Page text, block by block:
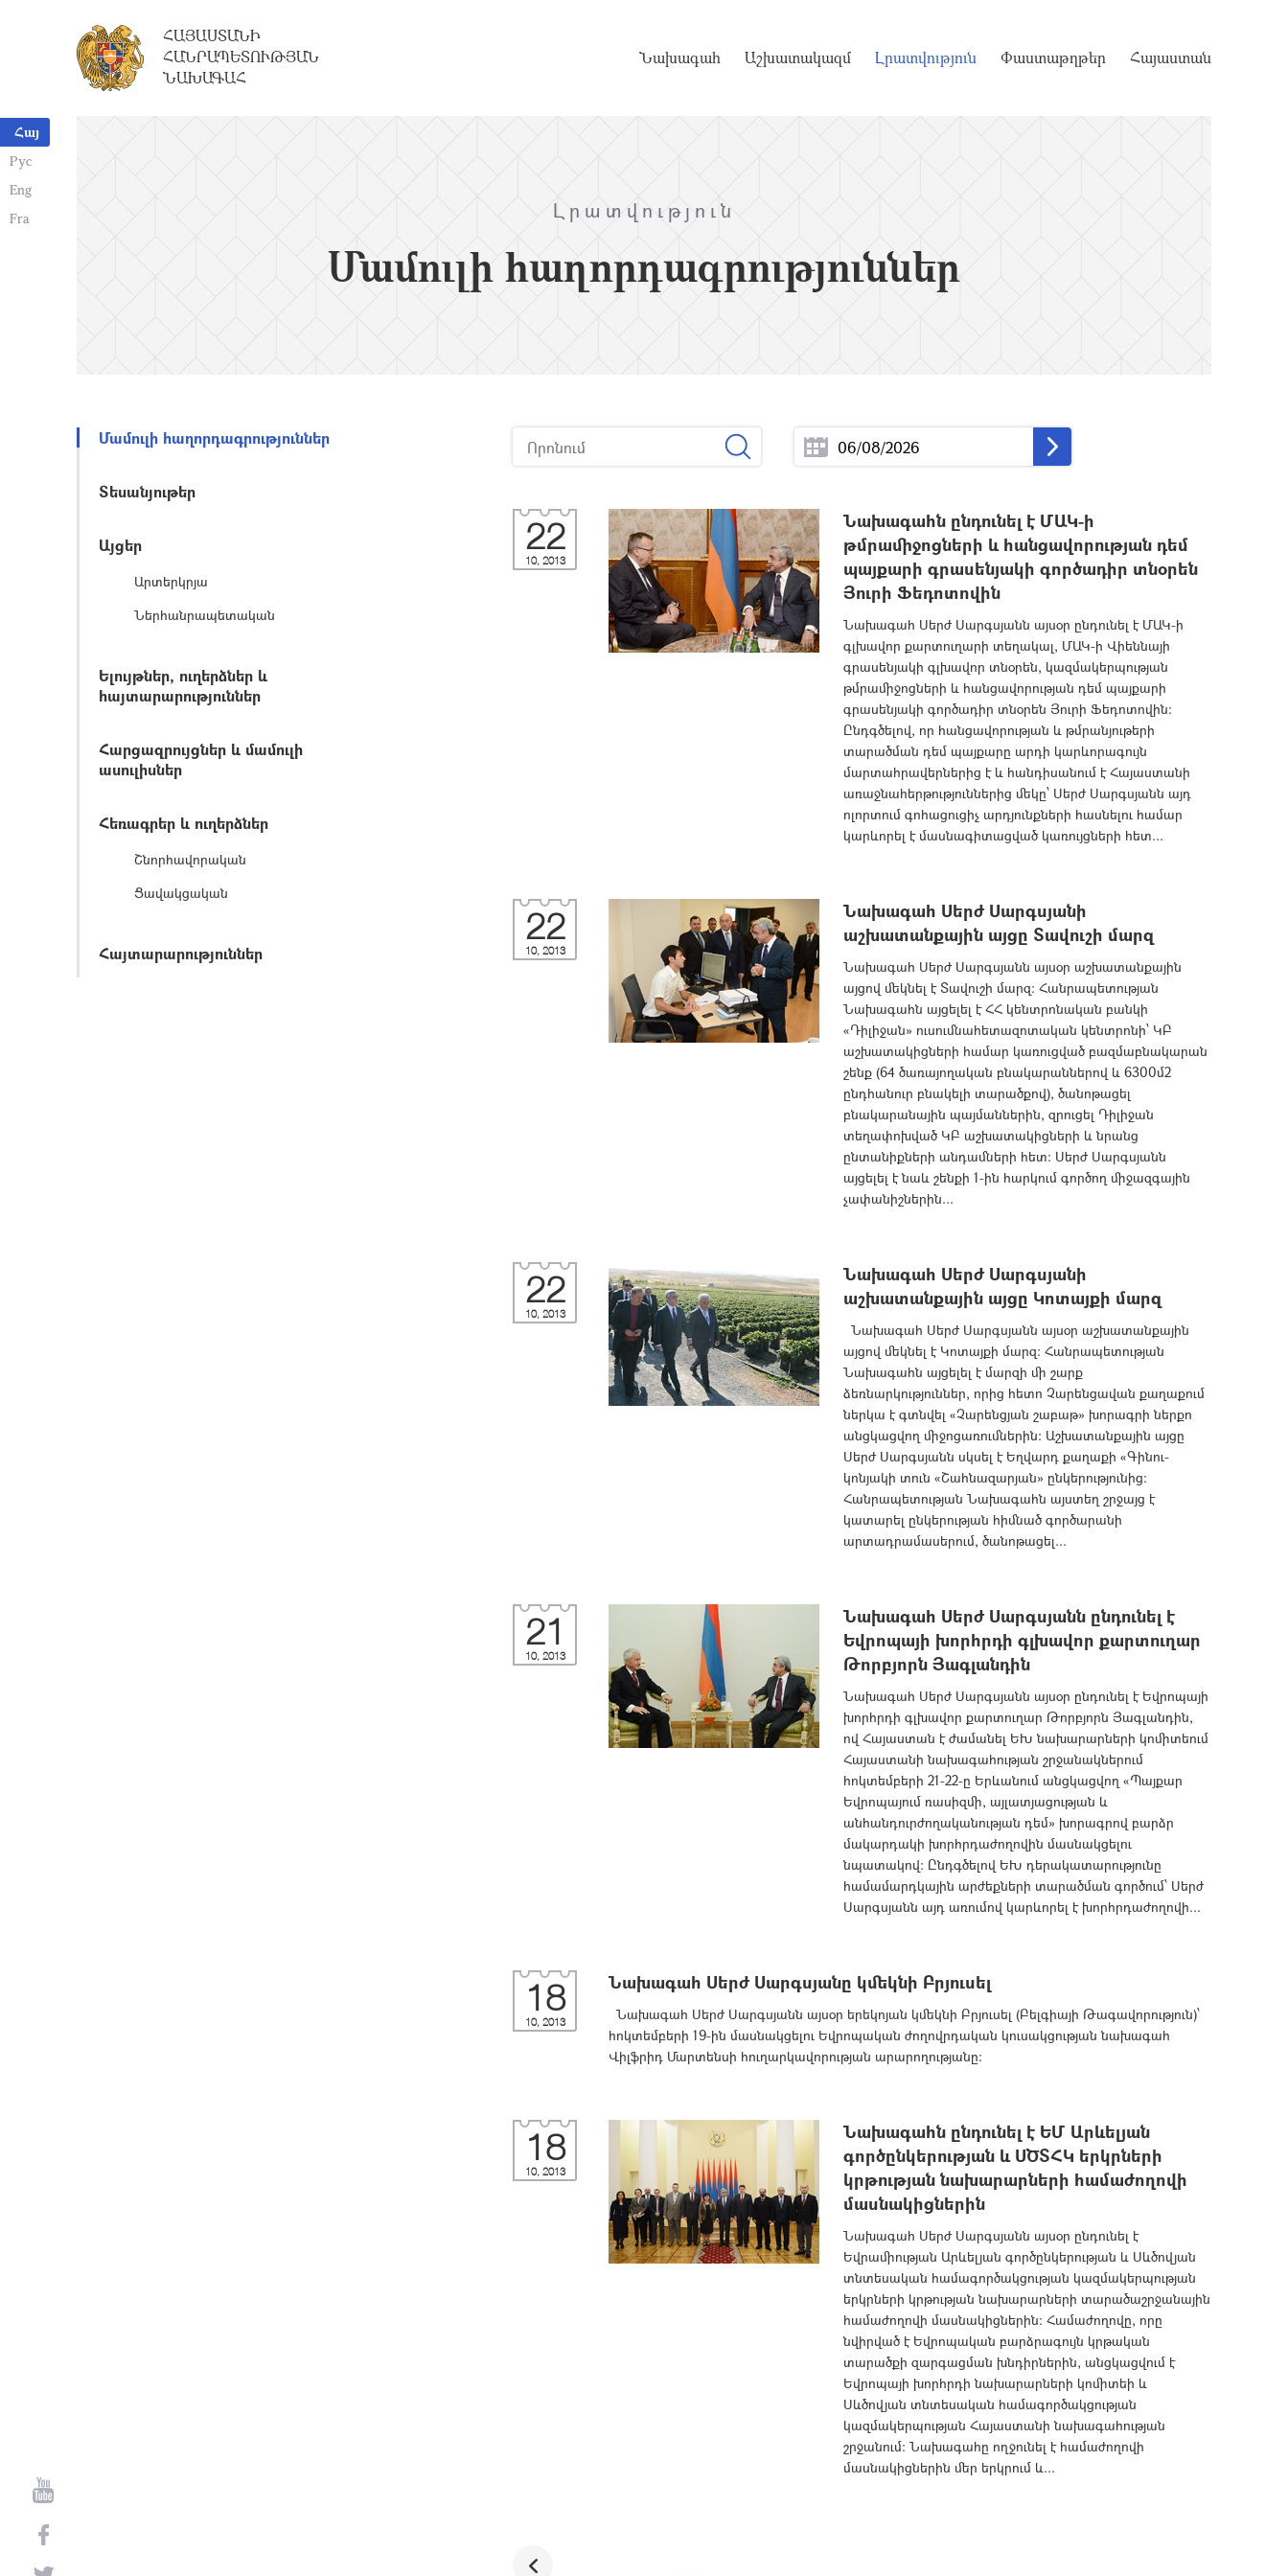
Հայ
Рус
Eng
Fra
ՀԱՅԱՍՏԱՆԻ
ՀԱՆՐԱՊԵՏՈՒԹՅԱՆ
ՆԱԽԱԳԱՀ
Նախագահ Աշխատակազմ Լրատվություն Փաստաթղթեր Հայաստան
Լրատվություն
Մամուլի հաղորդագրություններ
Մամուլի հաղորդագրություններ
Տեսանյութեր
Այցեր
Արտերկրյա
Ներհանրապետական
Ելույթներ, ուղերձներ և
հայտարարություններ
Հարցազրույցներ և մամուլի
ասուլիսներ
Հեռագրեր և ուղերձներ
Շնորհավորական
Ցավակցական
Հայտարարություններ
22
10, 2013
Նախագահն ընդունել է ՄԱԿ-ի
թմրամիջոցների և հանցավորության դեմ
պայքարի գրասենյակի գործադիր տնօրեն
Յուրի Ֆեդոտովին
Նախագահ Սերժ Սարգսյանն այսօր ընդունել է ՄԱԿ-ի
գլխավոր քարտուղարի տեղակալ, ՄԱԿ-ի Վիեննայի
գրասենյակի գլխավոր տնօրեն, կազմակերպության
թմրամիջոցների և հանցավորության դեմ պայքարի
գրասենյակի գործադիր տնօրեն Յուրի Ֆեդոտովին:
Ընդգծելով, որ հանցավորության և թմրանյութերի
տարածման դեմ պայքարը արդի կարևորագույն
մարտահրավերներից է և հանդիսանում է Հայաստանի
առաջնահերթություններից մեկը՝ Սերժ Սարգսյանն այդ
ոլորտում գոհացուցիչ արդյունքների հասնելու համար
կարևորել է մասնագիտացված կառույցների հետ...
22
10, 2013
Նախագահ Սերժ Սարգսյանի
աշխատանքային այցը Տավուշի մարզ
Նախագահ Սերժ Սարգսյանն այսօր աշխատանքային
այցով մեկնել է Տավուշի մարզ: Հանրապետության
Նախագահն այցելել է ՀՀ կենտրոնական բանկի
«Դիլիջան» ուսումնահետազոտական կենտրոնի՝ ԿԲ
աշխատակիցների համար կառուցված բազմաբնակարան
շենք (64 ծառայողական բնակարաններով և 6300մ2
ընդհանուր բնակելի տարածքով), ծանոթացել
բնակարանային պայմաններին, զրուցել Դիլիջան
տեղափոխված ԿԲ աշխատակիցների և նրանց
ընտանիքների անդամների հետ: Սերժ Սարգսյանն
այցելել է նաև շենքի 1-ին հարկում գործող միջազգային
չափանիշներին...
22
10, 2013
Նախագահ Սերժ Սարգսյանի
աշխատանքային այցը Կոտայքի մարզ
Նախագահ Սերժ Սարգսյանն այսօր աշխատանքային
այցով մեկնել է Կոտայքի մարզ: Հանրապետության
Նախագահն այցելել է մարզի մի շարք
ձեռնարկություններ, որից հետո Չարենցավան քաղաքում
ներկա է գտնվել «Չարենցյան շաբաթ» խորագրի ներքո
անցկացվող միջոցառումներին: Աշխատանքային այցը
Սերժ Սարգսյանն սկսել է Եղվարդ քաղաքի «Գինու-
կոնյակի տուն «Շահնազարյան» ընկերությունից:
Հանրապետության Նախագահն այստեղ շրջայց է
կատարել ընկերության հիմնած գործարանի
արտադրամասերում, ծանոթացել...
21
10, 2013
Նախագահ Սերժ Սարգսյանն ընդունել է
Եվրոպայի խորհրդի գլխավոր քարտուղար
Թորբյորն Յագլանդին
Նախագահ Սերժ Սարգսյանն այսօր ընդունել է Եվրոպայի
խորհրդի գլխավոր քարտուղար Թորբյորն Յագլանդին,
ով Հայաստան է ժամանել ԵԽ նախարարների կոմիտեում
Հայաստանի նախագահության շրջանակներում
հոկտեմբերի 21-22-ը Երևանում անցկացվող «Պայքար
Եվրոպայում ռասիզմի, այլատյացության և
անհանդուրժողականության դեմ» խորագրով բարձր
մակարդակի խորհրդաժողովին մասնակցելու
նպատակով: Ընդգծելով ԵԽ դերակատարությունը
համամարդկային արժեքների տարածման գործում՝ Սերժ
Սարգսյանն այդ առումով կարևորել է խորհրդաժողովի...
18
10, 2013
Նախագահ Սերժ Սարգսյանը կմեկնի Բրյուսել
Նախագահ Սերժ Սարգսյանն այսօր երեկոյան կմեկնի Բրյուսել (Բելգիայի Թագավորություն)՝
հոկտեմբերի 19-ին մասնակցելու Եվրոպական ժողովրդական կուսակցության նախագահ
Վիլֆրիդ Մարտենսի հուղարկավորության արարողությանը:
18
10, 2013
Նախագահն ընդունել է ԵՄ Արևելյան
գործընկերության և ՍԾՏՀԿ երկրների
կրթության նախարարների համաժողովի
մասնակիցներին
Նախագահ Սերժ Սարգսյանն այսօր ընդունել է
Եվրամիության Արևելյան գործընկերության և Սևծովյան
տնտեսական համագործակցության կազմակերպության
երկրների կրթության նախարարների տարածաշրջանային
համաժողովի մասնակիցներին: Համաժողովը, որը
նվիրված է Եվրոպական բարձրագույն կրթական
տարածքի զարգացման խնդիրներին, անցկացվում է
Եվրոպայի խորհրդի նախարարների կոմիտեի և
Սևծովյան տնտեսական համագործակցության
կազմակերպության Հայաստանի նախագահության
շրջանում: Նախագահը ողջունել է համաժողովի
մասնակիցներին մեր երկրում և...